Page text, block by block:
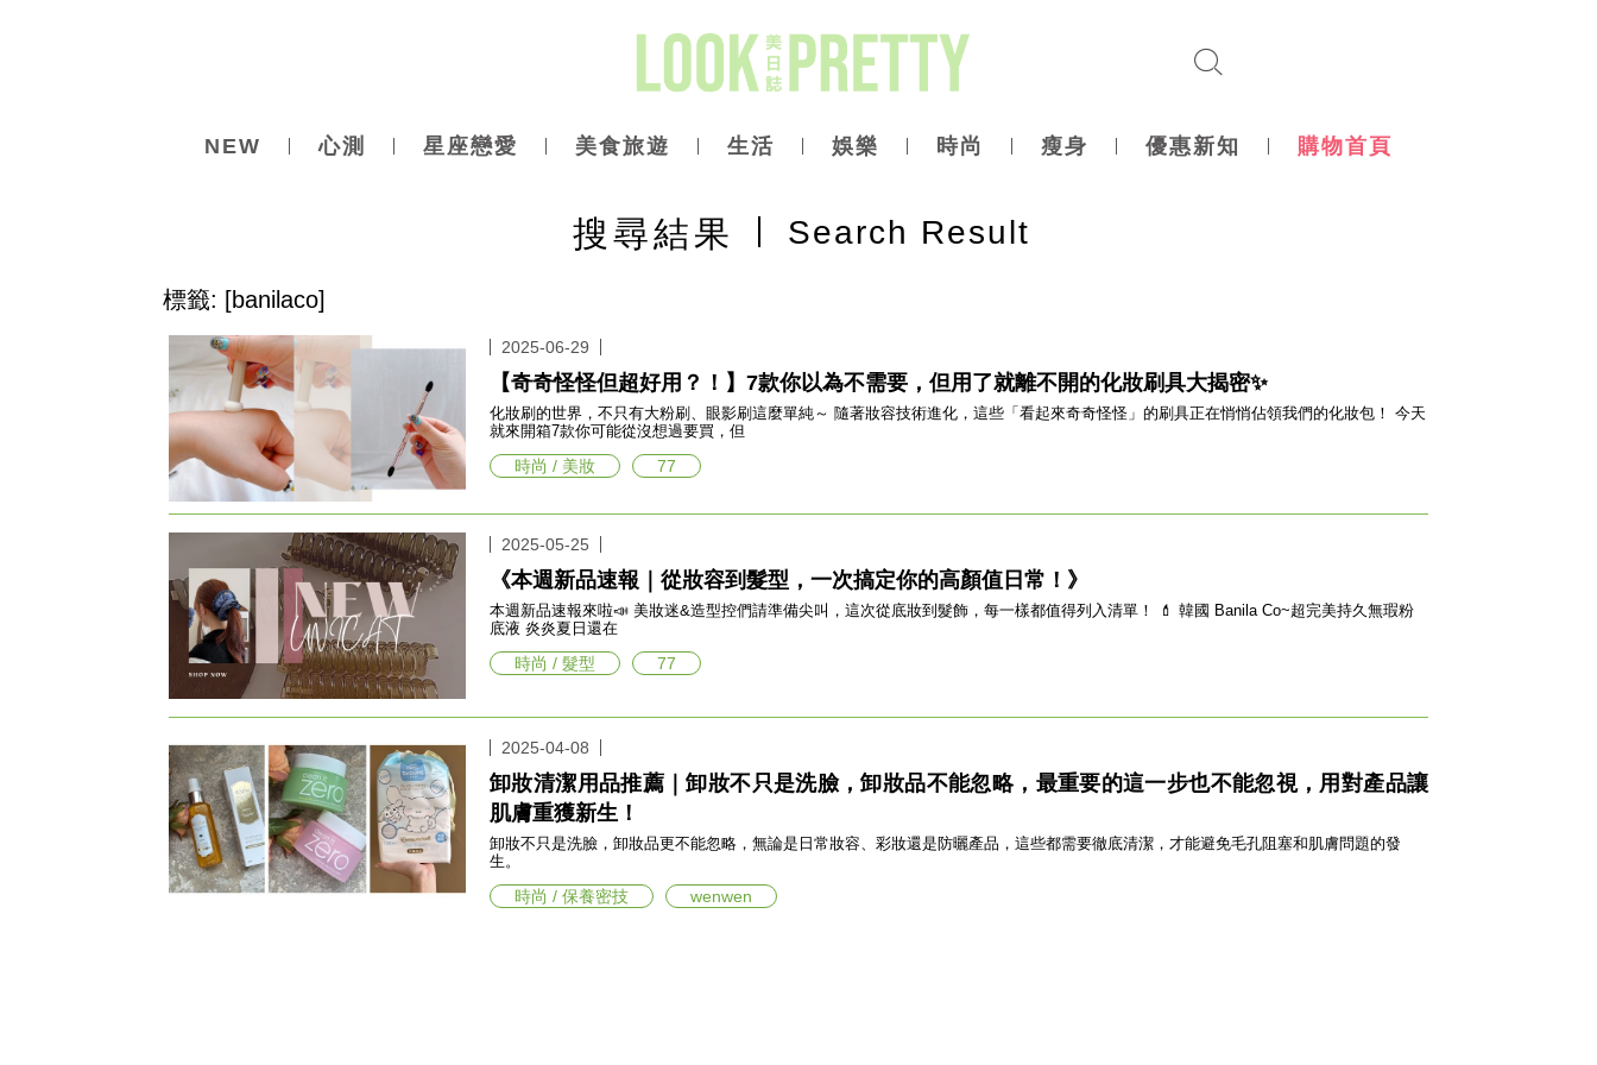
NEW 心測 星座戀愛 美食旅遊 生活 娛樂 時尚 瘦身 優惠新知 購物首頁
搜尋結果 Search Result
標籤: [banilaco]
2025-06-29
【奇奇怪怪但超好用？！】7款你以為不需要，但用了就離不開的化妝刷具大揭密✨
化妝刷的世界，不只有大粉刷、眼影刷這麼單純～ 隨著妝容技術進化，這些「看起來奇奇怪怪」的刷具正在悄悄佔領我們的化妝包！ 今天
就來開箱7款你可能從沒想過要買，但
時尚 / 美妝 77
2025-05-25
《本週新品速報｜從妝容到髮型，一次搞定你的高顏值日常！》
本週新品速報來啦📣 美妝迷&造型控們請準備尖叫，這次從底妝到髮飾，每一樣都值得列入清單！ 💄 韓國 Banila Co~超完美持久無瑕粉
底液 炎炎夏日還在
時尚 / 髮型 77
2025-04-08
卸妝清潔用品推薦｜卸妝不只是洗臉，卸妝品不能忽略，最重要的這一步也不能忽視，用對產品讓
肌膚重獲新生！
卸妝不只是洗臉，卸妝品更不能忽略，無論是日常妝容、彩妝還是防曬產品，這些都需要徹底清潔，才能避免毛孔阻塞和肌膚問題的發
生。
時尚 / 保養密技 wenwen